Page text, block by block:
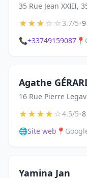
35 Rue Jean XXIII,
★★★☆☆3.7/5•
📞+33749159087 📍
Agathe
16 Rue Pierre
★★★★☆4.5/5•
🌐Site web 📍
Yamina Jan